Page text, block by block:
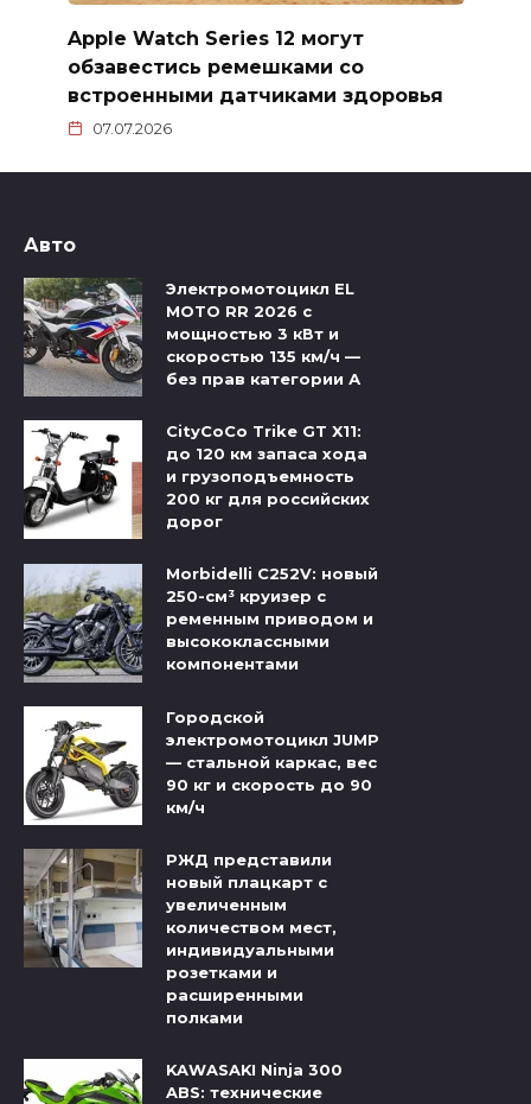
Apple Watch Series 12 могут
обзавестись ремешками со
встроенными датчиками здоровья
07.07.2026
Авто
Электромотоцикл EL
MOTO RR 2026 с
мощностью 3 кВт и
скоростью 135 км/ч —
без прав категории А
CityCoCo Trike GT X11:
до 120 км запаса хода
и грузоподъемность
200 кг для российских
дорог
Morbidelli C252V: новый
250-см³ круизер с
ременным приводом и
высококлассными
компонентами
Городской
электромотоцикл JUMP
— стальной каркас, вес
90 кг и скорость до 90
км/ч
РЖД представили
новый плацкарт с
увеличенным
количеством мест,
индивидуальными
розетками и
расширенными
полками
KAWASAKI Ninja 300
ABS: технические